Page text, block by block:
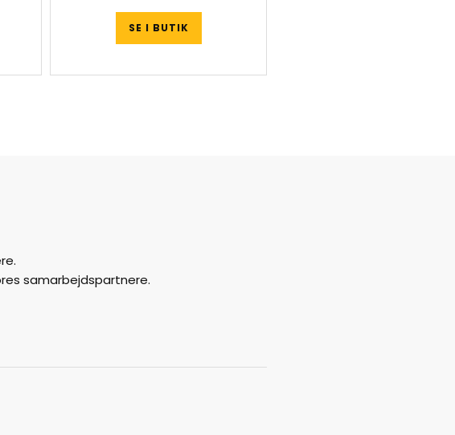
SE I BUTIK
samarbejdspartnere.